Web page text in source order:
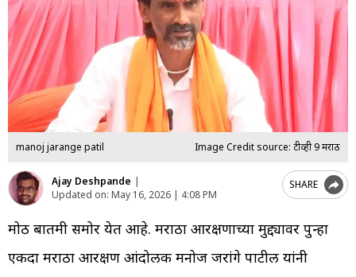
manoj jarange patil Image Credit source: टीव्ही 9 मराठी
Ajay Deshpande |
Updated on: May 16, 2026 | 4:08 PM
SHARE
मोठी बातमी समोर येत आहे. मराठा आरक्षणाच्या मुद्द्यावर पुन्हा
एकदा मराठा आरक्षण आंदोलक मनोज जरांगे पाटील यांनी